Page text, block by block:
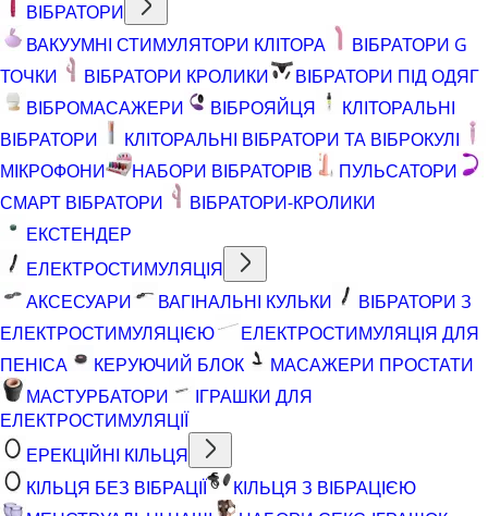
ВІБРАТОРИ
ВАКУУМНІ СТИМУЛЯТОРИ КЛІТОРА
ВІБРАТОРИ G
ТОЧКИ
ВІБРАТОРИ КРОЛИКИ
ВІБРАТОРИ ПІД ОДЯГ
ВІБРОМАСАЖЕРИ
ВІБРОЯЙЦЯ
КЛІТОРАЛЬНІ
ВІБРАТОРИ
КЛІТОРАЛЬНІ ВІБРАТОРИ ТА ВІБРОКУЛІ
МІКРОФОНИ
НАБОРИ ВІБРАТОРІВ
ПУЛЬСАТОРИ
СМАРТ ВІБРАТОРИ
ВІБРАТОРИ-КРОЛИКИ
ЕКСТЕНДЕР
ЕЛЕКТРОСТИМУЛЯЦІЯ
АКСЕСУАРИ
ВАГІНАЛЬНІ КУЛЬКИ
ВІБРАТОРИ З
ЕЛЕКТРОСТИМУЛЯЦІЄЮ
ЕЛЕКТРОСТИМУЛЯЦІЯ ДЛЯ
ПЕНІСА
КЕРУЮЧИЙ БЛОК
МАСАЖЕРИ ПРОСТАТИ
МАСТУРБАТОРИ
ІГРАШКИ ДЛЯ
ЕЛЕКТРОСТИМУЛЯЦІЇ
ЕРЕКЦІЙНІ КІЛЬЦЯ
КІЛЬЦЯ БЕЗ ВІБРАЦІЇ
КІЛЬЦЯ З ВІБРАЦІЄЮ